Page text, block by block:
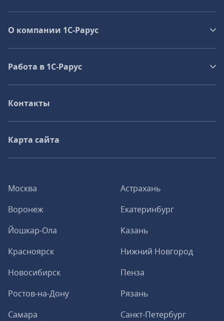
Москва
Астрахань
Воронеж
Екатеринбург
Йошкар-Ола
Казань
Красноярск
Нижний Новгород
Новосибирск
Пенза
Ростов-на-Дону
Рязань
Самара
Санкт-Петербург
О компании 1C-Рарус
Работа в 1С‑Рарус
Контакты
Карта сайта